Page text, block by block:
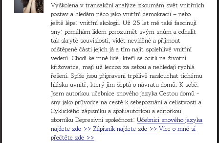
Vyškolena v transakční analýze zkoumám svět vnitřních
postav a hledám něco jako vnitřní demokracii – nebo
ještě lépe: vnitřní ekologii. Už 25 let mě také fascinují
sny: pomáhám lidem porozumět svým snům a odhalit
tak skryté souvislosti, vidět neviděné a přijmout
odštěpené části jejich já a tím najít spolehlivé vnitřní
vedení. Chodí ke mně lidé, kteří se ocitli na životní
křižovatce, mají už leccos za sebou a nehledají rychlá
řešení. Spíše jsou připraveni trpělivě naslouchat tichému
hlásku uvnitř, který jim šeptá o návratu domů. K sobě.
Jsem autorkou učebnice snového jazyka Cestou domů -
sny jako průvodce na cestě k sebepoznání a celistvosti a
Cyklického zápisníku a spoluautorkou a editorkou
sborníku Depresivní společnost:Učebnici snového jazyka
najdete zde >> Zápisník najdete zde >> Více o mně si
přečtěte zde >>